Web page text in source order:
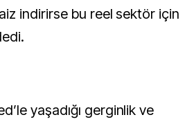
indirirse bu reel sektör için
yaşadığı gerginlik ve